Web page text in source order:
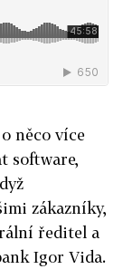
něco více
software,
zákazníky,
ředitel a
Igor Vida.